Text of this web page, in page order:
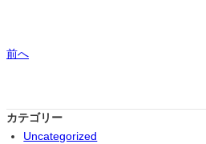
前へ
カテゴリー
Uncategorized